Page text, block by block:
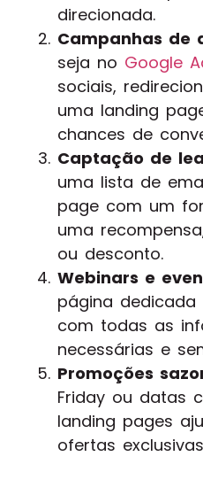
direcionada.
Campanhas de
seja no Google
sociais,
uma landing
chances de
Captação de
uma lista de
page com um
uma
ou desconto.
Webinars e
página dedicada
com todas as
necessárias e
Promoções
Friday ou datas
landing pages
ofertas